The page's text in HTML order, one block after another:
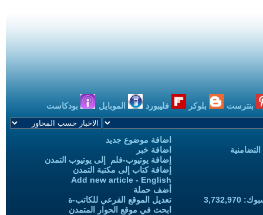
بنترست بلوكر فليبورد الموبايل بودكاست
اضافة موضوع جديد
اضافة خبر
إضافة يوتيوب-فلم إلى يوتيوب التمدن
إضافة كتاب إلى مكتبة التمدن
Add new article - English
أضف حملة
تعديل الموقع الفرعي للكاتب-ة
ابحث في موقع الحوار المتمدن